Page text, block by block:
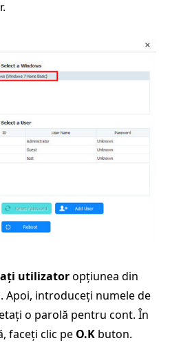
utilizatoropțiunea din
Apoi, introduceți numele de
o parolă pentru cont. În
faceți clic pe O.K buton.